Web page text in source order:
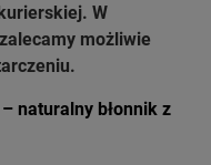
W
możliwie
naturalny błonnik z